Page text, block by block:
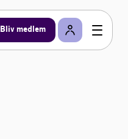
Bliv medlem